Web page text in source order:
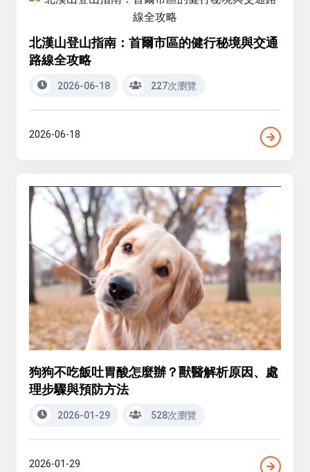
北漢山登山指南：首爾市區的健行秘境與交通
路線全攻略
2026-06-18 227次瀏覽
2026-06-18
狗狗不吃飯吐胃酸怎麼辦？獸醫解析原因、處
理步驟與預防方法
2026-01-29 528次瀏覽
2026-01-29